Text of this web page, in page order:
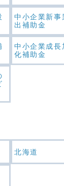
中小企業新事
出補助金
中小企業成長
化補助金
北海道